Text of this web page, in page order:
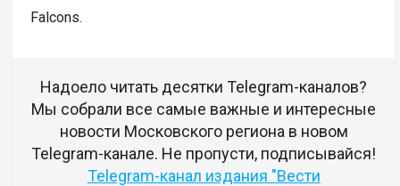
Falcons.
Надоело читать десятки Telegram-каналов?
Мы собрали все самые важные и интересные
новости Московского региона в новом
Telegram-канале. Не пропусти, подписывайся!
Telegram-канал издания "Вести